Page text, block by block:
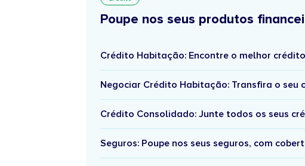
Poupe nos seus produtos
Crédito Habitação: Encontre o melhor
Negociar Crédito Habitação: Transfira o
Crédito Consolidado: Junte todos os seus
Seguros: Poupe nos seus seguros, com